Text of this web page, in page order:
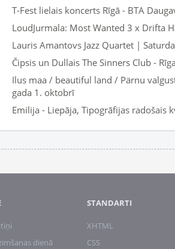
T-Fest lielais koncerts Rīgā - BTA
LoudJurmala: Most Wanted 3 x Drifta
Lauris Amantovs Jazz Quartet |
Čipsis un Dullais The Sinners Club -
Ilus maa / beautiful land / Pärnu
gada 1. oktobrī
Emilija - Liepāja, Tipogrāfijas radošais
dienā
STANDARTI
XHTML
CSS